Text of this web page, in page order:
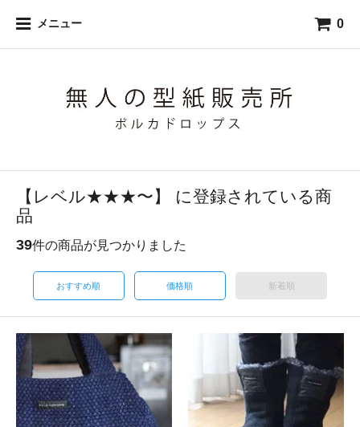
メニュー 0
【レベル★★★〜】 に登録されている商
品
39件の商品が見つかりました
おすすめ順 価格順 新着順